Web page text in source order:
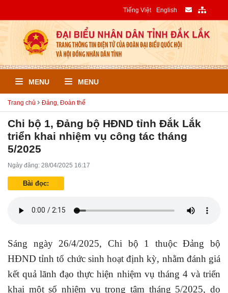
Tiếng Việt English
MENU MENU
Trang chủ Đảng, Đoàn thể
Chi bộ 1, Đảng bộ HĐND tỉnh Đắk Lắk
triển khai nhiệm vụ công tác tháng
5/2025
Ngày đăng: 28/04/2025 16:17
Bài đọc:
Sáng ngày 26/4/2025, Chi bộ 1 thuộc Đảng bộ
HĐND tỉnh tổ chức sinh hoạt định kỳ, nhằm đánh giá
kết quả lãnh đạo thực hiện nhiệm vụ tháng 4 và triển
khai một số nhiệm vụ trọng tâm tháng 5/2025, do